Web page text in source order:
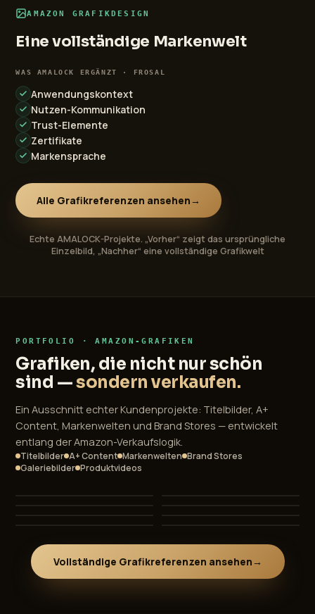
AMAZON GRAFIKDESIGN
Eine vollständige Markenwelt
WAS AMALOCK ERGÄNZT · FROSAL
Anwendungskontext
Nutzen-Kommunikation
Trust-Elemente
Zertifikate
Markensprache
Alle Grafikreferenzen ansehen→
Echte AMALOCK-Projekte. „Vorher“ zeigt das ursprüngliche
Einzelbild, „Nachher“ eine vollständige Grafikwelt
PORTFOLIO · AMAZON-GRAFIKEN
Grafiken, die nicht nur schön
sind —sondern verkaufen.
Ein Ausschnitt echter Kundenprojekte: Titelbilder, A+
Content, Markenwelten und Brand Stores — entwickelt
entlang der Amazon-Verkaufslogik.
Titelbilder A+ Content Markenwelten Brand Stores
Galeriebilder Produktvideos
Vollständige Grafikreferenzen ansehen→